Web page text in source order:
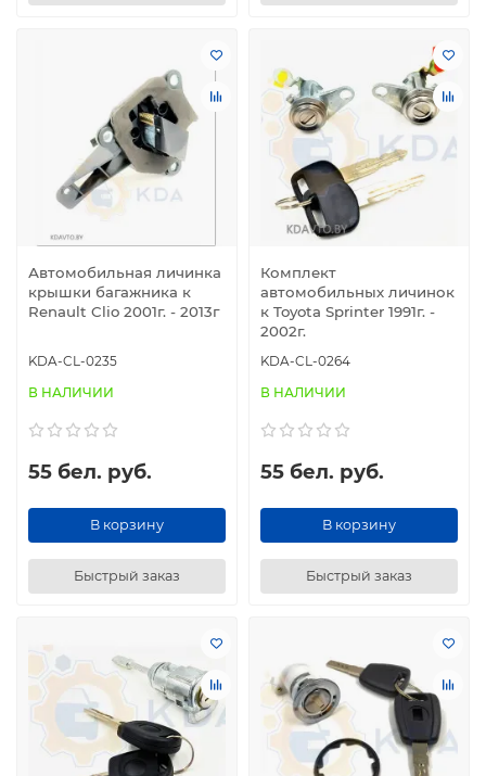
Автомобильная личинка
крышки багажника к
Renault Clio 2001г. - 2013г
KDA-CL-0235
В НАЛИЧИИ
55 бел. руб.
В корзину
Быстрый заказ
Комплект
автомобильных личинок
к Toyota Sprinter 1991г. -
2002г.
KDA-CL-0264
В НАЛИЧИИ
55 бел. руб.
В корзину
Быстрый заказ